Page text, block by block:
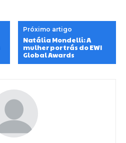
Próximo artigo
Natália Mondelli: A
mulher por trás do EWI
Global Awards